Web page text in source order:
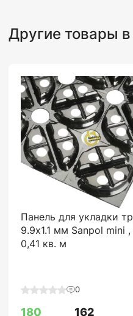
Другие товары в
Панель для укладки
9.9x1.1 мм Sanpol mini ,
0,41 кв. м
0
180 162